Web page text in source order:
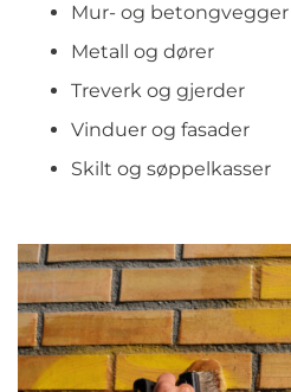
Mur- og betongvegger
Metall og dører
Treverk og gjerder
Vinduer og fasader
Skilt og søppelkasser